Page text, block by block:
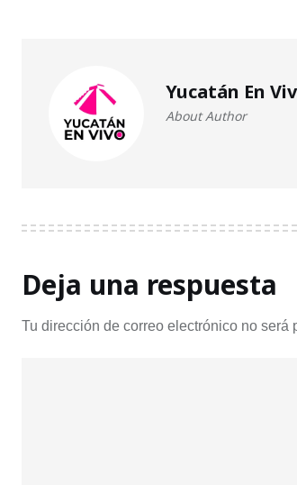
Yucatán En
About Author
Deja una respuesta
Tu dirección de correo electrónico no será